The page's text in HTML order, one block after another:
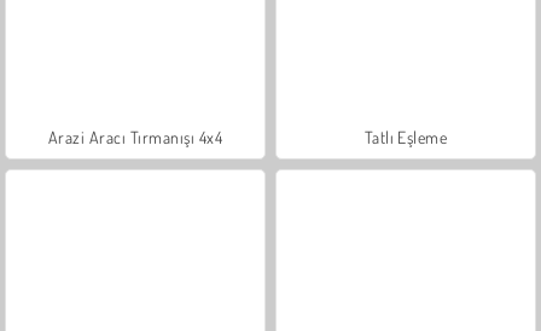
Arazi Aracı Tırmanışı 4x4 Tatlı Eşleme